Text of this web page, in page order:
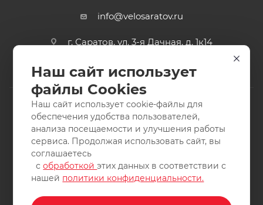
info@velosaratov.ru
г. Саратов, ул. 3-я Дачная, д. 1к14
2011-2026 © интернет-магазин спортивных товаров
ВелоСаратов. Не является публичной офертой. Все права
защищены. Заимствование материалов и фотографий
запрещено.
Наш сайт использует
файлы Cookies
Наш сайт использует cookie-файлы для
обеспечения удобства пользователей,
анализа посещаемости и улучшения работы
сервиса. Продолжая использовать сайт, вы
соглашаетесь
собработкойэтих данных в соответствии с
нашей политики конфиденциальности.